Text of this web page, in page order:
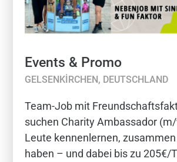
Events & Promo
GELSENKIRCHEN, DEUTSCHLAND
Team-Job mit
suchen Charity Ambassador
Leute kennenlernen,
haben – und dabei bis zu 205€/